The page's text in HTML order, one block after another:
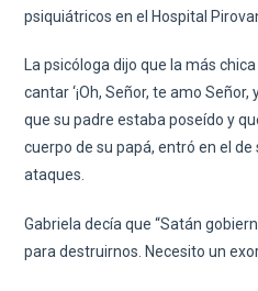
psiquiátricos en el Hospital
La psicóloga dijo que la más
cantar ‘¡Oh, Señor, te amo
que su padre estaba poseído y
cuerpo de su papá, entró en el
ataques.
Gabriela decía que “Satán
para destruirnos. Necesito un